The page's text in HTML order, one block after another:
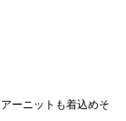
ーニットも着込めそ